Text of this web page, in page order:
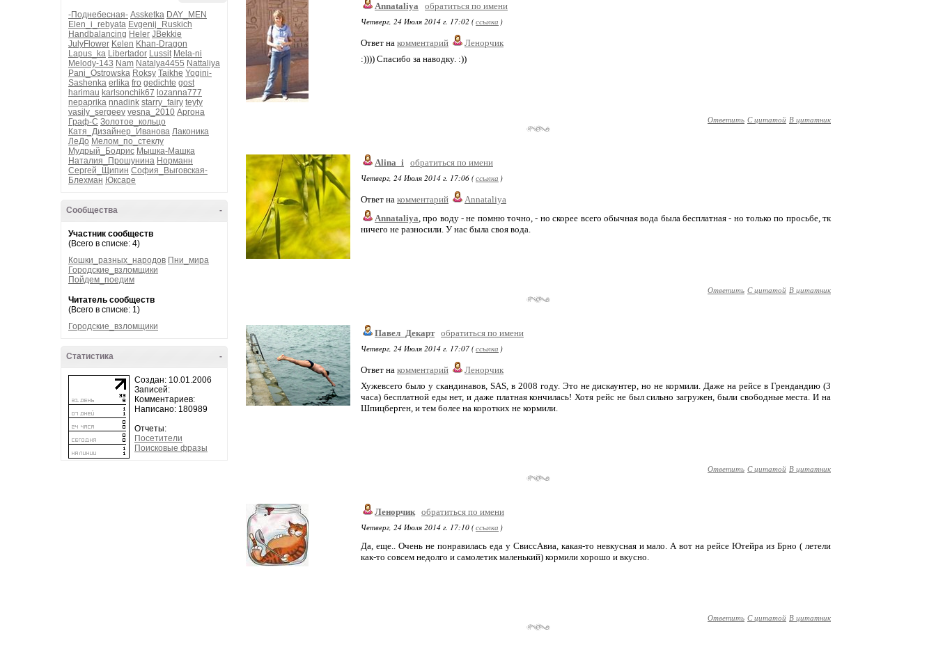
-Поднебесная- Assketka DAY_MEN
Elen_i_rebyata Evgenij_Ruskich
Handbalancing Heler JBekkie
JulyFlower Kelen Khan-Dragon
Lapus_ka Libertador Lussit Mela-ni
Melody-143 Nam Natalya4455 Nattaliya
Pani_Ostrowska Roksy Taikhe Yogini-
Sashenka erlika fro gedichte gost
harimau karlsonchik67 lozanna777
nepaprika nnadink starry_fairy teyty
vasily_sergeev vesna_2010 Аргона
Граф-С Золотое_кольцо
Катя_Дизайнер_Иванова Лаконика
ЛеДо Мелом_по_стеклу
Мудрый_Бодрис Мышка-Машка
Наталия_Прошунина Норманн
Сергей_Щипин София_Выговская-
Блехман Юксаре
-
Сообщества
Участник сообществ
(Всего в списке: 4)
Кошки_разных_народов Пни_мира
Городские_взломщики
Пойдем_поедим
Читатель сообществ
(Всего в списке: 1)
Городские_взломщики
-
Статистика
Создан: 10.01.2006
Записей:
Комментариев:
Написано: 180989
Отчеты:
Посетители
Поисковые фразы
Annataliya
обратиться по имени
Четверг, 24 Июля 2014 г. 17:02 (ссылка )
Ответ на комментарий
Ленорчик
:)))) Спасибо за наводку. :))
Ответить С цитатой В цитатник
Alina_i обратиться по имени
Четверг, 24 Июля 2014 г. 17:06 (ссылка )
Ответ на комментарий
Annataliya
Annataliya, про воду - не помню точно, - но скорее всего обычная вода была бесплатная - но только по просьбе, тк
ничего не разносили. У нас была своя вода.
Ответить С цитатой В цитатник
Павел_Декарт обратиться по имени
Четверг, 24 Июля 2014 г. 17:07 (ссылка )
Ответ на комментарий
Ленорчик
Хужевсего было у скандинавов, SAS, в 2008 году. Это не дискаунтер, но не кормили. Даже на рейсе в Грендандию (3
часа) бесплатной еды нет, и даже платная кончилась! Хотя рейс не был сильно загружен, были свободные места. И на
Шпицберген, и тем более на коротких не кормили.
Ответить С цитатой В цитатник
Ленорчик обратиться по имени
Четверг, 24 Июля 2014 г. 17:10 (ссылка )
Да, еще.. Очень не понравилась еда у СвиссАвиа, какая-то невкусная и мало. А вот на рейсе Ютейра из Брно ( летели
как-то совсем недолго и самолетик маленький) кормили хорошо и вкусно.
Ответить С цитатой В цитатник